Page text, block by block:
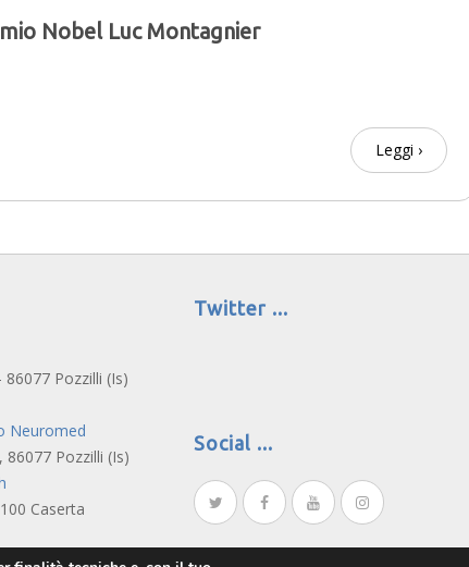
Nobel Luc Montagnier
Leggi ›
86077 Pozzilli (Is)
Neuromed
86077 Pozzilli (Is)
Caserta
Twitter
Social